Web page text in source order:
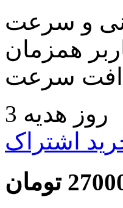
و سرعت
همزمان
افت سرعت
3 روز هدیه
اشتراک
تومان